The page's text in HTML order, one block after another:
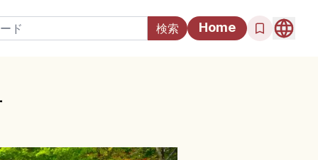
Home